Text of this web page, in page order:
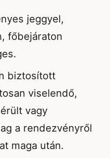
jeggyel,
főbejáraton
biztosított
viselendő,
vagy
a rendezvényről
maga után.